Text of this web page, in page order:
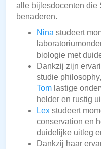
alle bijlesdocenten die
benaderen.
Nina studeert
biologie met
Dankzij zijn
studie
Tom lastige
helder en rustig
Lex studeert
conservation en
duidelijke uitleg
Dankzij haar